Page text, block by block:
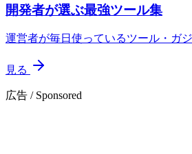
開発者が選ぶ最強ツール集
運営者が毎日使っているツール・ガ
見る
広告 / Sponsored